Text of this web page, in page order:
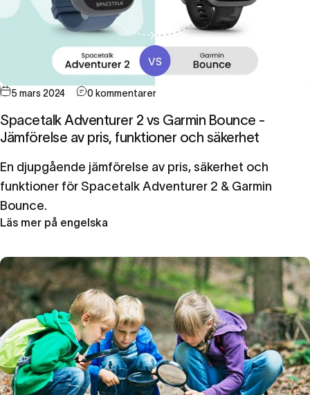
5 mars 2024 0 kommentarer
Spacetalk Adventurer 2 vs Garmin Bounce -
Jämförelse av pris, funktioner och säkerhet
En djupgående jämförelse av pris, säkerhet och
funktioner för Spacetalk Adventurer 2 & Garmin
Bounce.
Läs mer på engelska